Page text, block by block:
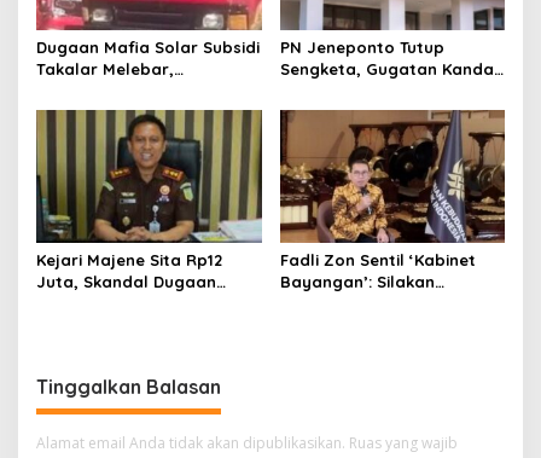
Dugaan Mafia Solar Subsidi
Takalar Melebar,
Muncul
PN Jeneponto Tutup
Sengketa, Gugatan Kandas
Kejari Majene Sita Rp12
Juta, Skandal Dugaan
Fadli Zon Sentil ‘Kabinet
Bayangan’: Silakan
Tinggalkan Balasan
Alamat email Anda tidak akan dipublikasikan. Ruas yang wajib